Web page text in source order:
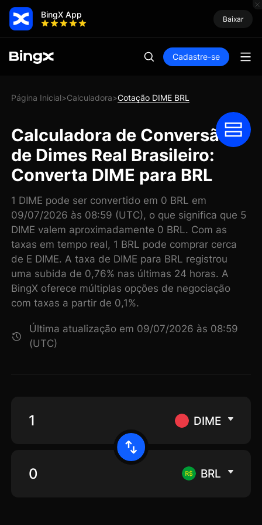
BingX App Baixar
Cadastre-se
Página Inicial>Calculadora>Cotação DIME BRL
Calculadora de Conversão
de Dimes Real Brasileiro:
Converta DIME para BRL
1 DIME pode ser convertido em 0 BRL em
09/07/2026 às 08:59 (UTC), o que significa que 5
DIME valem aproximadamente 0 BRL. Com as
taxas em tempo real, 1 BRL pode comprar cerca
de E DIME. A taxa de DIME para BRL registrou
uma subida de 0,76% nas últimas 24 horas. A
BingX oferece múltiplas opções de negociação
com taxas a partir de 0,1%.
Última atualização em 09/07/2026 às 08:59
(UTC)
DIME
BRL